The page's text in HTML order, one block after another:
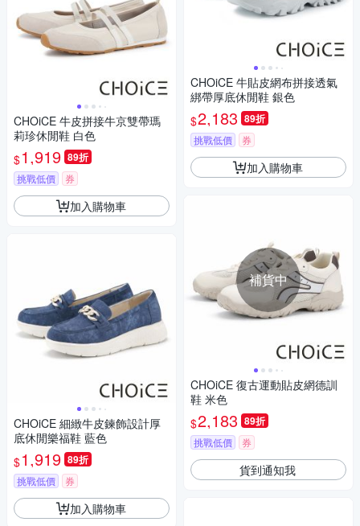
CHOiCE 牛皮拼接牛京雙帶瑪
莉珍休閒鞋 白色
$1,919 89折
挑戰低價 券
加入購物車
CHOiCE 細緻牛皮鍊飾設計厚
底休閒樂福鞋 藍色
$1,919 89折
挑戰低價 券
加入購物車
CHOiCE 牛貼皮網布拼接透氣
綁帶厚底休閒鞋 銀色
$2,183 89折
挑戰低價 券
加入購物車
補貨中
CHOiCE 復古運動貼皮網德訓
鞋 米色
$2,183 89折
挑戰低價 券
貨到通知我